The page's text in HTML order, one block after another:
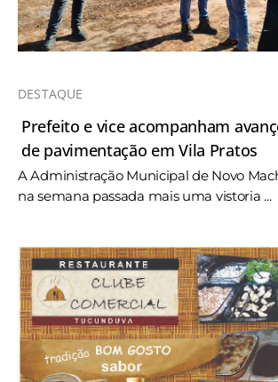
DESTAQUE
Prefeito e vice acompanham
de pavimentação em Vila Pratos
A Administração Municipal de Novo
na semana passada mais uma vistoria ...